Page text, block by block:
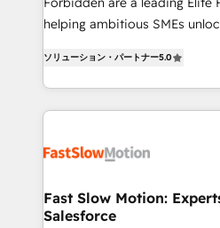
: migration sécurisée,
Sales + Service Hub,
Implementation, Data
Integration. 📩 Parlons de votre projet →
helping ambitious SMEs
but never see the ROI they
adoption, messy data, and
getting in the way. That’s where we come in. We
design, implement, and
services include: - Choosing the right HubSpot
package for your business - Full CRM, Marketing, and
ソリューション・パートナー5.0
Fast Slow Motion:
Salesforce